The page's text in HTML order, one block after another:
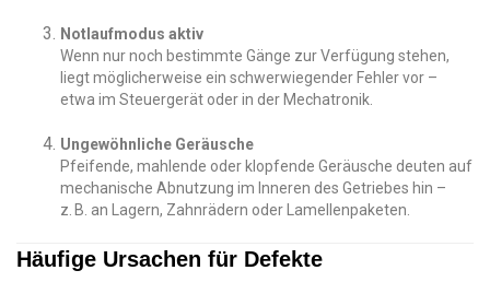
Notlaufmodus aktiv
Wenn nur noch bestimmte Gänge zur Verfügung stehen,
liegt möglicherweise ein schwerwiegender Fehler vor –
etwa im Steuergerät oder in der Mechatronik.
Ungewöhnliche Geräusche
Pfeifende, mahlende oder klopfende Geräusche deuten auf
mechanische Abnutzung im Inneren des Getriebes hin –
z. B. an Lagern, Zahnrädern oder Lamellenpaketen.
Häufige Ursachen für Defekte